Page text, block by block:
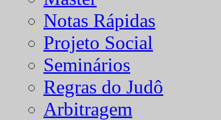
Notas Rápidas
Projeto Social
Seminários
Regras do Judô
Arbitragem